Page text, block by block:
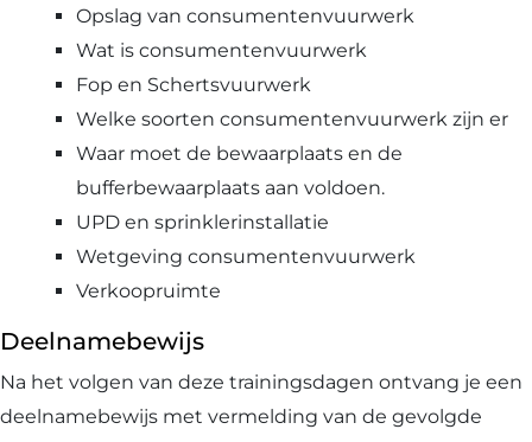
Opslag van consumentenvuurwerk
Wat is consumentenvuurwerk
Fop en Schertsvuurwerk
Welke soorten consumentenvuurwerk zijn er
Waar moet de bewaarplaats en de
bufferbewaarplaats aan voldoen.
UPD en sprinklerinstallatie
Wetgeving consumentenvuurwerk
Verkoopruimte
Deelnamebewijs
Na het volgen van deze trainingsdagen ontvang je een
deelnamebewijs met vermelding van de gevolgde